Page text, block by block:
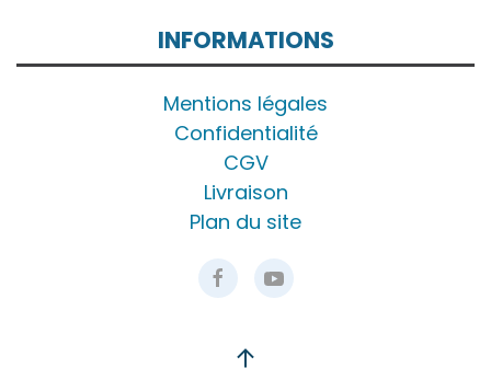
INFORMATIONS
Mentions légales
Confidentialité
CGV
Livraison
Plan du site